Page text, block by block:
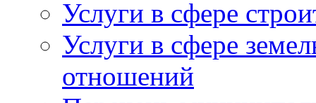
Услуги в сфере
Услуги в сфере
отношений